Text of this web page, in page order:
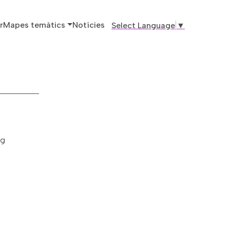
principal
Mapes temàtics Notícies Select Language ▼